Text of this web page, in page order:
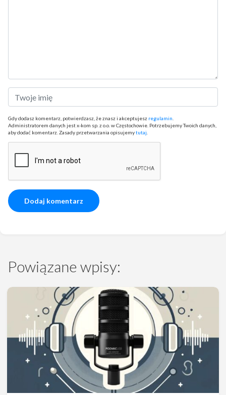
Gdy dodasz komentarz, potwierdzasz, że znasz i akceptujesz regulamin
Administratorem danych jest x-kom sp. z o.o. w Częstochowie. Potrzebujemy Twoich danych,
aby dodać komentarz. Zasady przetwarzania opisujemytutaj
Powiązane wpisy: